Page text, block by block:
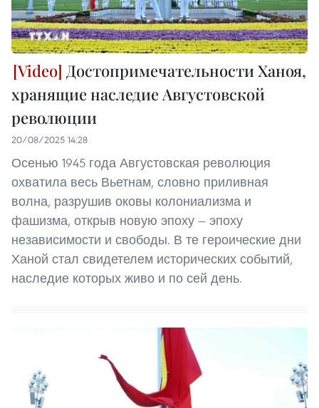
Достопримечательности Ханоя,
хранящие наследие Августовской
революции
20/08/2025 14:28
Осенью 1945 года Августовская революция
охватила весь Вьетнам, словно приливная
волна, разрушив оковы колониализма и
фашизма, открыв новую эпоху — эпоху
независимости и свободы. В те героические дни
Ханой стал свидетелем исторических событий,
наследие которых живо и по сей день.